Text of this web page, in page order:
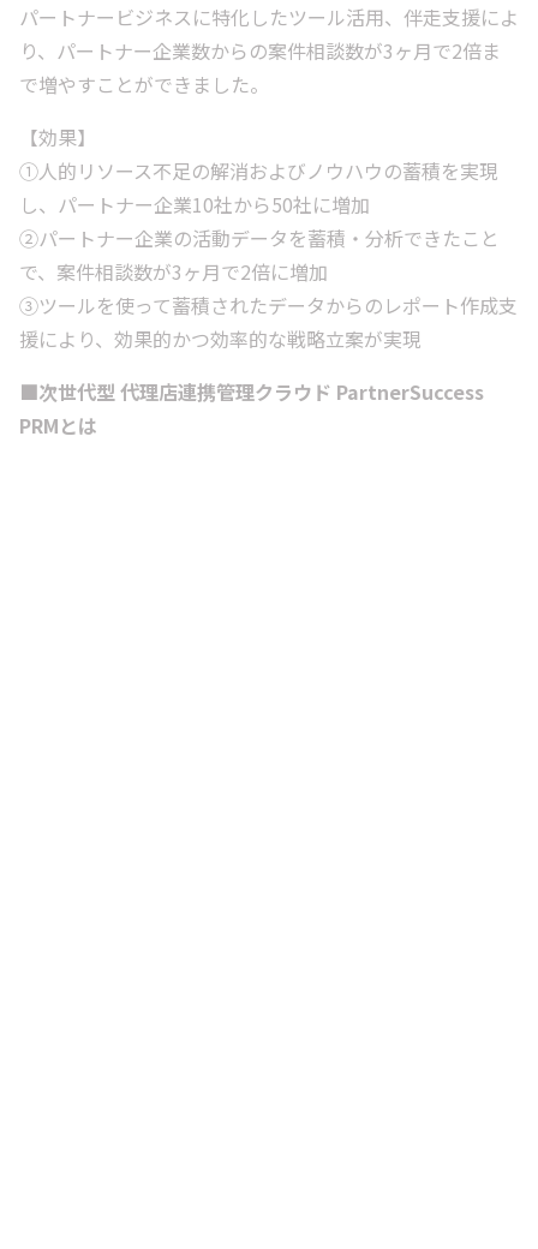
パートナービジネスに特化したツール活用、伴走支援によ
り、パートナー企業数からの案件相談数が3ヶ月で2倍ま
で増やすことができました。
【効果】
①人的リソース不足の解消およびノウハウの蓄積を実現
し、パートナー企業10社から50社に増加
②パートナー企業の活動データを蓄積・分析できたこと
で、案件相談数が3ヶ月で2倍に増加
③ツールを使って蓄積されたデータからのレポート作成支
援により、効果的かつ効率的な戦略立案が実現
■次世代型 代理店連携管理クラウド PartnerSuccess
PRMとは